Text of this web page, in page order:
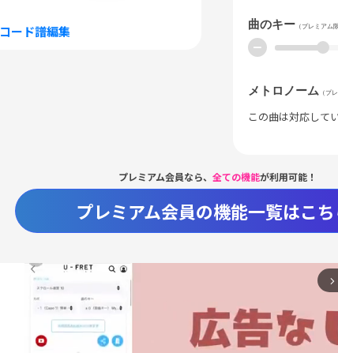
コード譜編集 曲のキー （プレミアム
ー
メトロノーム （プ
この曲は対応して
プレミアム会員なら、 全ての機能が利用可能！
プレミアム会員の機能一覧はこち
arrow_forward_ios